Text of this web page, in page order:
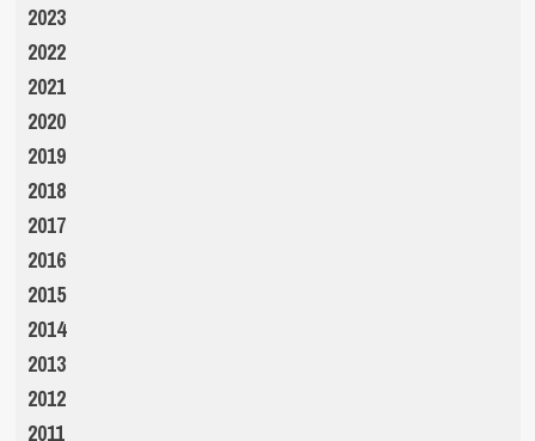
2023
2022
2021
2020
2019
2018
2017
2016
2015
2014
2013
2012
2011